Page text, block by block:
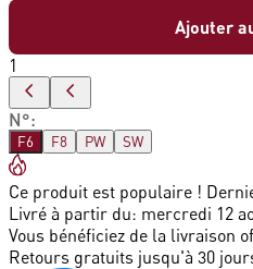
Ajouter
1
N°:
F6 F8 PW SW
Ce produit est populaire !
Livré à partir du: mercredi 12
Vous bénéficiez de la livraison
Retours gratuits jusqu'à 30